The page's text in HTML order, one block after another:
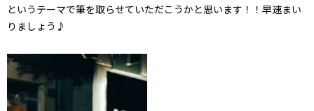
というテーマで筆を取らせていただこうかと思います！！早速まい
りましょう♪